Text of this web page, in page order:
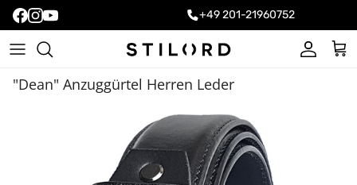
+49 201-21960752
Konto
"Dean" Anzuggürtel Herren Leder